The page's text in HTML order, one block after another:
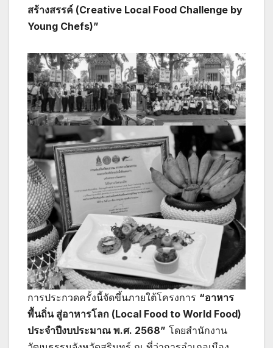
สร้างสรรค์ (Creative Local Food Challenge by
Young Chefs)”
การประกวดครั้งนี้จัดขึ้นภายใต้โครงการ “อาหาร
พื้นถิ่น สู่อาหารโลก (Local Food to World Food)
ประจำปีงบประมาณ พ.ศ. 2568” โดยสำนักงาน